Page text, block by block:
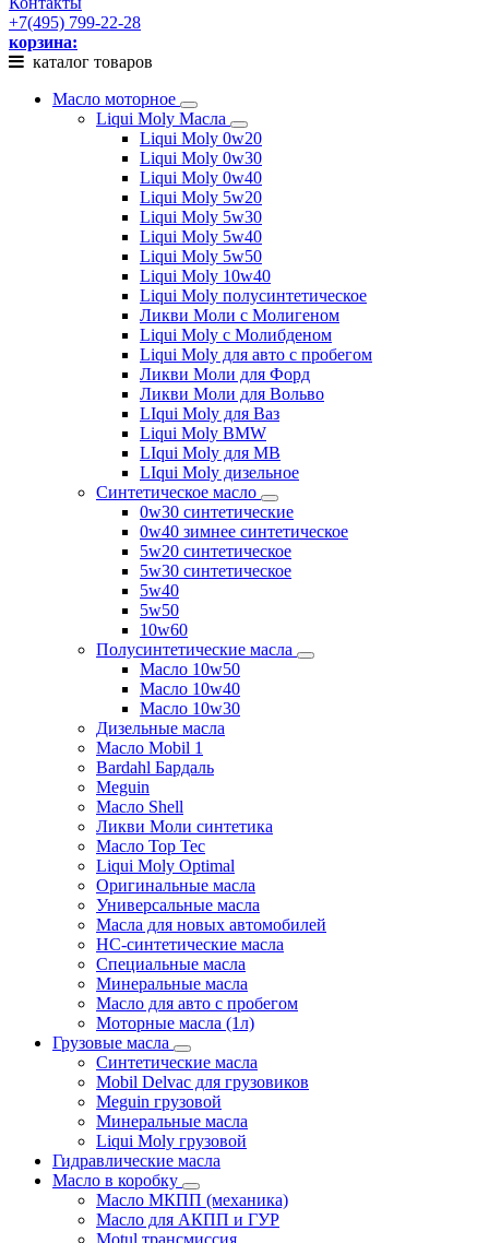
+7(495) 799-22-28
корзина:
каталог товаров
Масло моторное
Liqui Moly Масла
Liqui Moly 0w20
Liqui Moly 0w30
Liqui Moly 0w40
Liqui Moly 5w20
Liqui Moly 5w30
Liqui Moly 5w40
Liqui Moly 5w50
Liqui Moly 10w40
Liqui Moly полусинтетическое
Ликви Моли с Молигеном
Liqui Moly с Молибденом
Liqui Moly для авто с пробегом
Ликви Моли для Форд
Ликви Моли для Вольво
LIqui Moly для Ваз
Liqui Moly BMW
LIqui Moly для MB
LIqui Moly дизельное
Синтетическое масло
0w30 синтетические
0w40 зимнее синтетическое
5w20 синтетическое
5w30 синтетическое
5w40
5w50
10w60
Полусинтетические масла
Масло 10w50
Масло 10w40
Масло 10w30
Дизельные масла
Масло Mobil 1
Bardahl Бардаль
Meguin
Масло Shell
Ликви Моли синтетика
Масло Top Tec
Liqui Moly Optimal
Оригинальные масла
Универсальные масла
Масла для новых автомобилей
HC-синтетические масла
Специальные масла
Минеральные масла
Масло для авто с пробегом
Моторные масла (1л)
Грузовые масла
Синтетические масла
Mobil Delvac для грузовиков
Meguin грузовой
Минеральные масла
Liqui Moly грузовой
Гидравлические масла
Масло в коробку
Масло МКПП (механика)
Масло для АКПП и ГУР
Motul трансмиссия